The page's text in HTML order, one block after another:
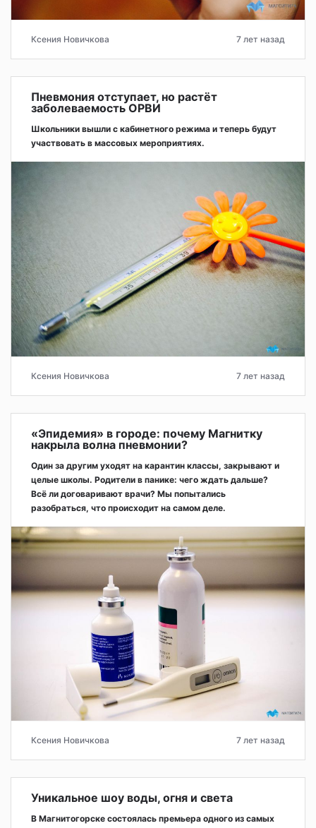
Ксения Новичкова 7 лет назад
Пневмония отступает, но растёт
заболеваемость ОРВИ
Школьники вышли с кабинетного режима и теперь будут
участвовать в массовых мероприятиях.
Ксения Новичкова 7 лет назад
«Эпидемия» в городе: почему Магнитку
накрыла волна пневмонии?
Один за другим уходят на карантин классы, закрывают и
целые школы. Родители в панике: чего ждать дальше?
Всё ли договаривают врачи? Мы попытались
разобраться, что происходит на самом деле.
Ксения Новичкова 7 лет назад
Уникальное шоу воды, огня и света
В Магнитогорске состоялась премьера одного из самых